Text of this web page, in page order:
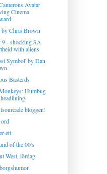
Avatar
Cinema
Chris Brown
- shocking SA
with aliens
Symbol' by Dan
Basterds
Humbug
bloggen!
ett
of the 00's
West, lördag